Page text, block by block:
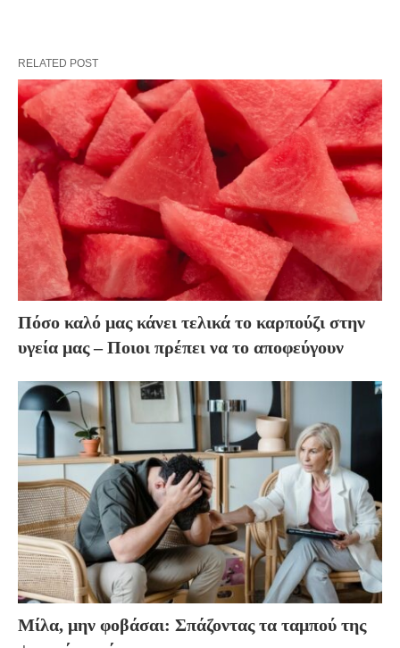
RELATED POST
Πόσο καλό μας κάνει τελικά το καρπούζι στην
υγεία μας – Ποιοι πρέπει να το αποφεύγουν
Μίλα, μην φοβάσαι: Σπάζοντας τα ταμπού της